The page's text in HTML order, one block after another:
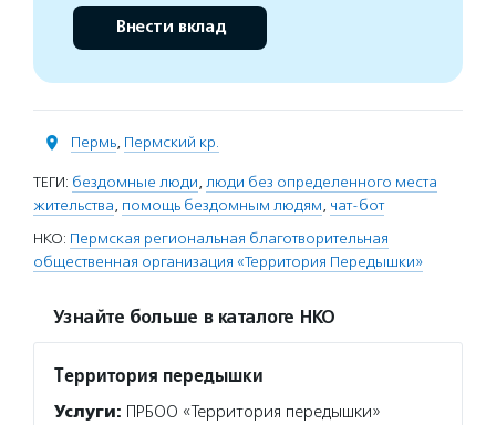
Внести вклад
Пермь, Пермский кр.
ТЕГИ: бездомные люди, люди без определенного места
жительства, помощь бездомным людям, чат-бот
НКО: Пермская региональная благотворительная
общественная организация «Территория Передышки»
Узнайте больше в каталоге НКО
Территория передышки
Услуги: ПРБОО «Территория передышки»